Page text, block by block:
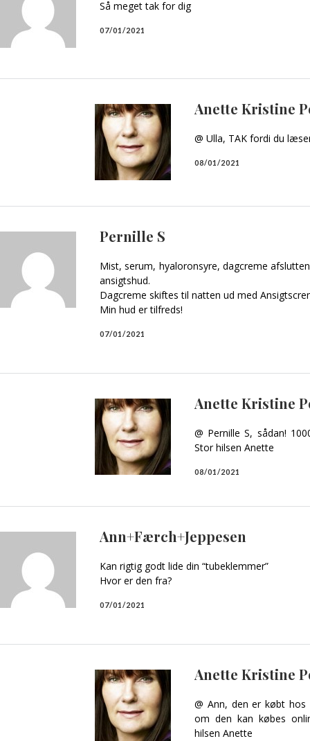
Så meget tak for dig
07/01/2021
Anette Kristine
@ Ulla, TAK fordi du
08/01/2021
Pernille S
Mist, serum, hyaloronsyre, dagcreme
ansigtshud.
Dagcreme skiftes til natten ud med
Min hud er tilfreds!
07/01/2021
Anette Kristine
@ Pernille S, sådan!
Stor hilsen Anette
08/01/2021
Ann+Færch+Jeppesen
Kan rigtig godt lide din “tubeklemmer”
Hvor er den fra?
07/01/2021
Anette Kristine
@ Ann, den er købt hos
om den kan købes
hilsen Anette